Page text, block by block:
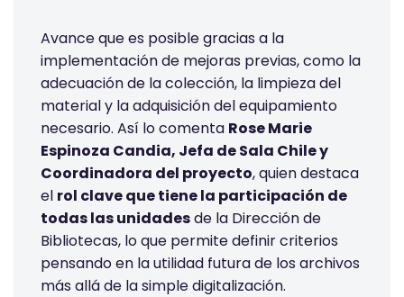
Avance que es posible gracias a la
implementación de mejoras previas, como la
adecuación de la colección, la limpieza del
material y la adquisición del equipamiento
necesario. Así lo comenta Rose Marie
Espinoza Candia, Jefa de Sala Chile y
Coordinadora del proyecto, quien destaca
el rol clave que tiene la participación de
todas las unidadesde la Dirección de
Bibliotecas, lo que permite definir criterios
pensando en la utilidad futura de los archivos
más allá de la simple digitalización.